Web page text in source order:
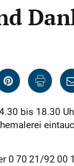
bis 18.30
0 70 21/92 00